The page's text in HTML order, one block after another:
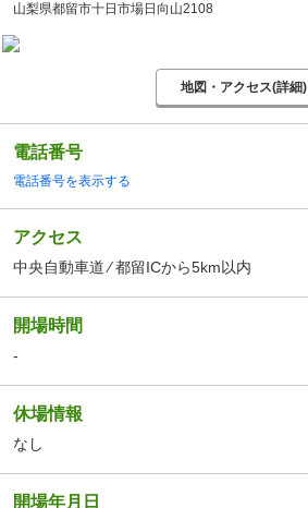
山梨県都留市十日市場日向山2108
地図・アクセス(詳細)
電話番号
電話番号を表示する
アクセス
中央自動車道 ⁄ 都留ICから5km以内
開場時間
-
休場情報
なし
開場年月日